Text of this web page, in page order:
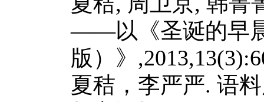
——以《圣诞的早
版）》
夏秸，李严严. 语